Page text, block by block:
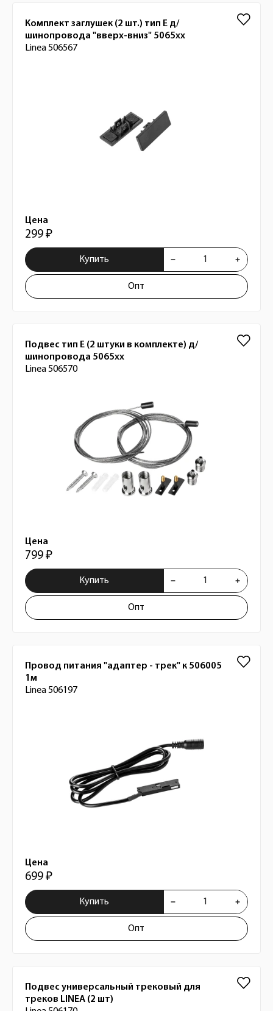
Комплект заглушек (2 шт.) тип Е д/
шинопровода "вверх-вниз" 5065хх
Linea 506567
Цена
299 ₽
Купить
Опт
Подвес тип Е (2 штуки в комплекте) д/
шинопровода 5065хх
Linea 506570
Цена
799 ₽
Купить
Опт
Провод питания "адаптер - трек" к 506005
1м
Linea 506197
Цена
699 ₽
Купить
Опт
Подвес универсальный трековый для
треков LINEA (2 шт)